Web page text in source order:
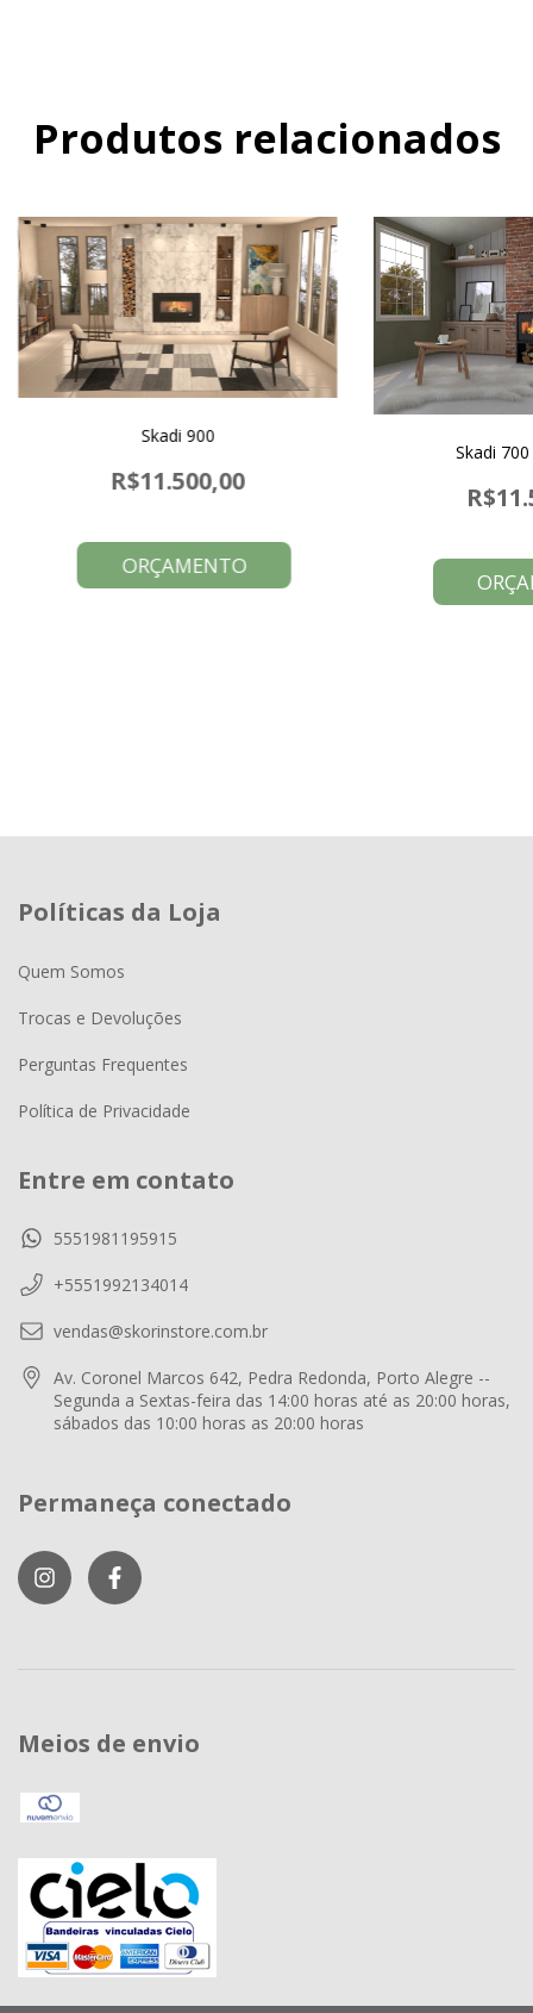
Produtos relacionados
Skadi 900
R$11.500,00
ORÇAMENTO
Skadi
Políticas da Loja
Quem Somos
Trocas e Devoluções
Perguntas Frequentes
Política de Privacidade
Entre em contato
5551981195915
+5551992134014
vendas@skorinstore.com.br
Av. Coronel Marcos 642, Pedra Redonda, Porto Alegre --
Segunda a Sextas-feira das 14:00 horas até as 20:00 horas,
sábados das 10:00 horas as 20:00 horas
Permaneça conectado
Meios de envio